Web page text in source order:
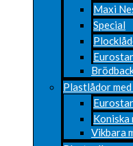
Maxi
Special
Plastlådor
Koniska
Vikbara